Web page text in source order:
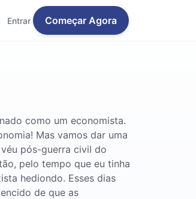
Entrar Começar Agora
como um economista.
Mas vamos dar uma
pós-guerra civil do
pelo tempo que eu tinha
hediondo. Esses dias
de que as